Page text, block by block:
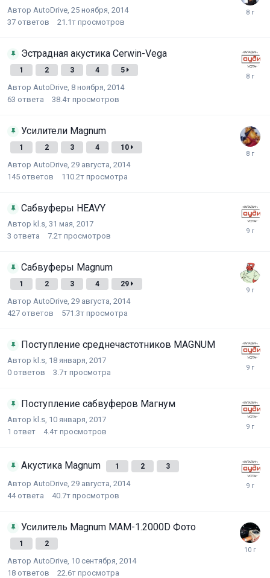
Автор AutoDrive 25 ноября, 2014
37 ответов 21.1т просмотров
Эстрадная акустика Cerwin-Vega
1 2 3 4 5
Автор AutoDrive 8 ноября, 2014
63 ответа 38.4т просмотров
Усилители Magnum
1 2 3 4 10
Автор AutoDrive 29 августа, 2014
145 ответов 110.2т просмотра
Сабвуферы HEAVY
Автор kl.s 31 мая, 2017
3 ответа 7.2т просмотров
Сабвуферы Magnum
1 2 3 4 29
Автор AutoDrive 29 августа, 2014
427 ответов 571.3т просмотра
Поступление среднечастотников MAGNUM
Автор kl.s 18 января, 2017
0 ответов 3.7т просмотра
Поступление сабвуферов Магнум
Автор kl.s 10 января, 2017
1 ответ 4.4т просмотров
Акустика Magnum 1 2 3
Автор AutoDrive 29 августа, 2014
44 ответа 40.7т просмотров
Усилитель Magnum MAM-1.2000D Фото
1 2
Автор AutoDrive 10 сентября, 2014
18 ответов 22.6т просмотра